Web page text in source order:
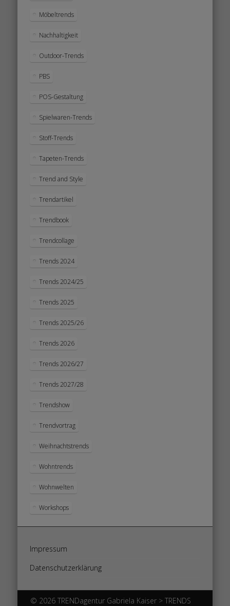
Möbeltrends
Nachhaltigkeit
Outdoor-Trends
PBS
POS-Gestaltung
Spielwaren-Trends
Stoff-Trends
Tapeten-Trends
Trend and Style
Trendartikel
Trendbook
Trendcollage
Trends 2024
Trends 2024/25
Trends 2025
Trends 2025/26
Trends 2026
Trends 2026/27
Trends 2027/28
Trendshow
Trendvortrag
Weihnachtstrends
Wohntrends
Wohnwelten
Workshops
Impressum
Datenschutzerklärung
© 2026 TRENDagentur Gabriela Kaiser > TRENDS